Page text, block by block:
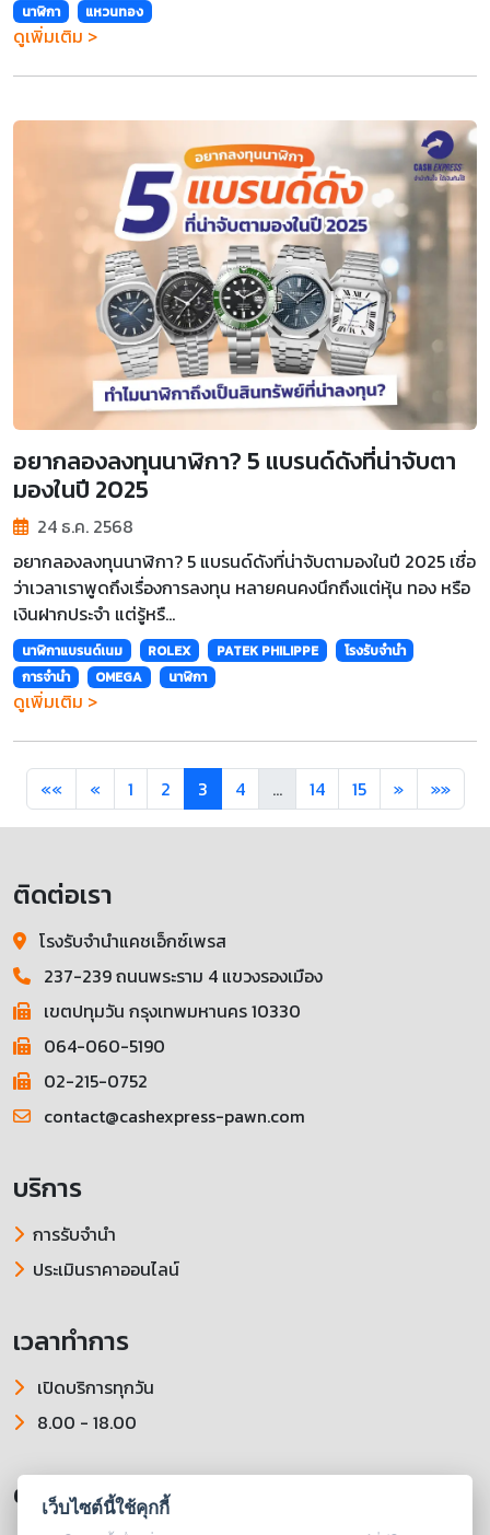
นาฬิกา
แหวนทอง
ดูเพิ่มเติม >
อยากลองลงทุนนาฬิกา? 5 แบรนด์ดังที่น่าจับตา
มองในปี 2025
24 ธ.ค. 2568
อยากลองลงทุนนาฬิกา? 5 แบรนด์ดังที่น่าจับตามองในปี 2025 เชื่อ
ว่าเวลาเราพูดถึงเรื่องการลงทุน หลายคนคงนึกถึงแต่หุ้น ทอง หรือ
เงินฝากประจำ แต่รู้หรื...
นาฬิกาแบรนด์เนม ROLEX PATEK PHILIPPE
โรงรับจำนำ
การจำนำ
OMEGA นาฬิกา
ดูเพิ่มเติม >
«« « 1 2 3 4 ... 14 15 » »»
ติดต่อเรา
โรงรับจำนำแคชเอ็กซ์เพรส
237-239 ถนนพระราม 4 แขวงรองเมือง
เขตปทุมวัน กรุงเทพมหานคร 10330
064-060-5190
02-215-0752
contact@cashexpress-pawn.com
บริการ
การรับจำนำ
ประเมินราคาออนไลน์
เวลาทำการ
เปิดบริการทุกวัน
8.00 - 18.00
ติดตามเราได้ที่
เว็บไซต์นี้ใช้คุกกี้